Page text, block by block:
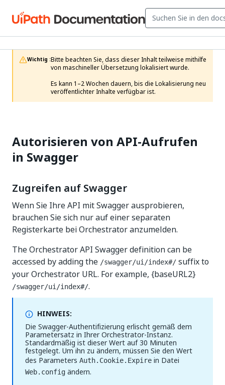
Wichtig :Bitte beachten Sie, dass dieser Inhalt teilweise mithilfe
von maschineller Übersetzung lokalisiert wurde.
Es kann 1–2 Wochen dauern, bis die Lokalisierung neu
veröffentlichter Inhalte verfügbar ist.
Autorisieren von API-Aufrufen
in Swagger
Zugreifen auf Swagger
Wenn Sie Ihre API mit Swagger ausprobieren,
brauchen Sie sich nur auf einer separaten
Registerkarte bei Orchestrator anzumelden.
The Orchestrator API Swagger definition can be
accessed by adding the /swagger/ui/index#/ suffix to
your Orchestrator URL. For example, {baseURL2}
/swagger/ui/index#/.
HINWEIS:
Die Swagger-Authentifizierung erlischt gemäß dem
Parametersatz in Ihrer Orchestrator-Instanz.
Standardmäßig ist dieser Wert auf 30 Minuten
festgelegt. Um ihn zu ändern, müssen Sie den Wert
des Parameters Auth.Cookie.Expire in Datei
Web.config ändern.